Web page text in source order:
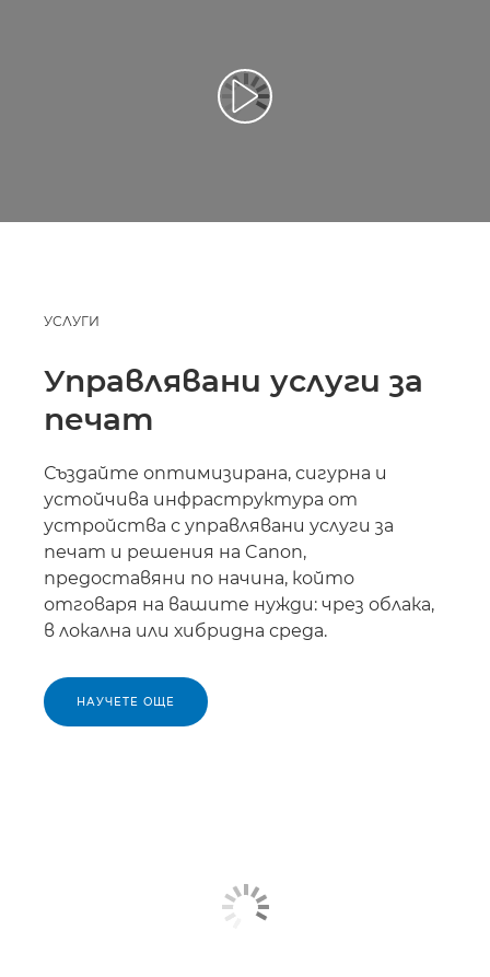
Възпроизведете видео
УСЛУГИ
Управлявани услуги за
печат
Създайте оптимизирана, сигурна и
устойчива инфраструктура от
устройства с управлявани услуги за
печат и решения на Canon,
предоставяни по начина, който
отговаря на вашите нужди: чрез облака,
в локална или хибридна среда.
НАУЧЕТЕ ОЩЕ